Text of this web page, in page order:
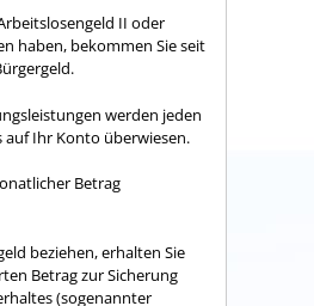
II oder
haben, bekommen Sie seit
werden jeden
auf Ihr Konto überwiesen.
Betrag
beziehen, erhalten Sie
Betrag zur Sicherung
(sogenannter